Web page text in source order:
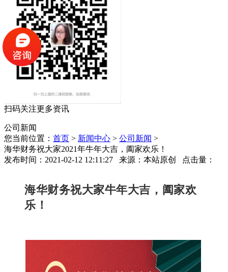
扫码关注更多资讯
公司新闻
您当前位置： 首页 > 新闻中心 > 公司新闻 >
海华财务祝大家2021年牛年大吉，阖家欢乐！
发布时间：2021-02-12 12:11:27 来源：本站原创 点击量：
海华财务祝大家牛年大吉，阖家欢
乐！